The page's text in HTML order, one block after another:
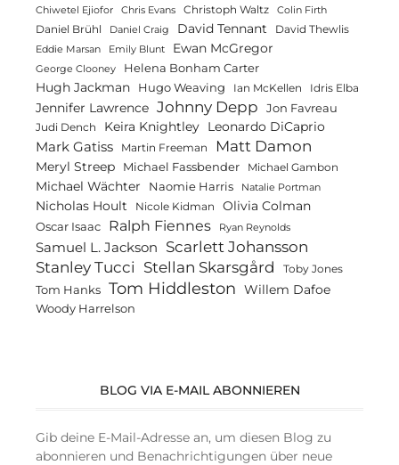
Chiwetel Ejiofor Chris Evans Christoph Waltz Colin Firth
Daniel Brühl Daniel Craig David Tennant David Thewlis
Eddie Marsan Emily Blunt Ewan McGregor
George Clooney Helena Bonham Carter
Hugh Jackman Hugo Weaving Ian McKellen Idris Elba
Jennifer Lawrence Johnny Depp Jon Favreau
Judi Dench Keira Knightley Leonardo DiCaprio
Mark Gatiss Martin Freeman Matt Damon
Meryl Streep Michael Fassbender Michael Gambon
Michael Wächter Naomie Harris Natalie Portman
Nicholas Hoult Nicole Kidman Olivia Colman
Oscar Isaac Ralph Fiennes Ryan Reynolds
Samuel L. Jackson Scarlett Johansson
Stanley Tucci Stellan Skarsgård Toby Jones
Tom Hanks Tom Hiddleston Willem Dafoe
Woody Harrelson
BLOG VIA E-MAIL ABONNIEREN
Gib deine E-Mail-Adresse an, um diesen Blog zu
abonnieren und Benachrichtigungen über neue